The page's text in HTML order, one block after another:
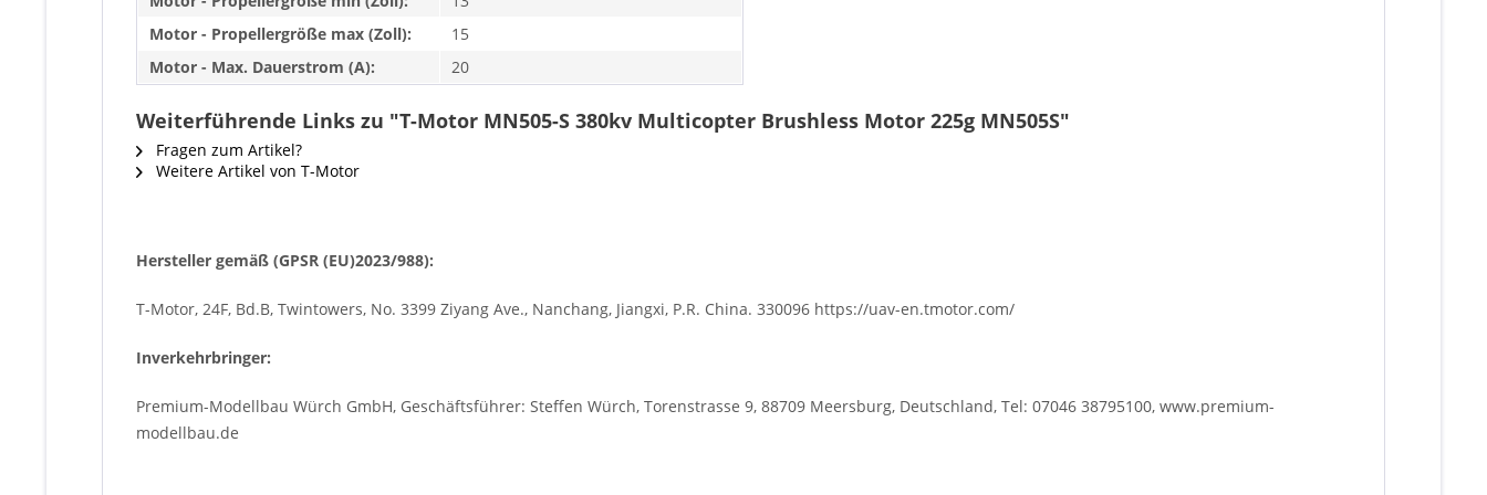
Motor - Propellergröße max (Zoll):
15
Motor - Max. Dauerstrom (A):
20
Weiterführende Links zu "T-Motor MN505-S 380kv Multicopter Brushless Motor 225g MN505S"
Fragen zum Artikel?
Weitere Artikel von T-Motor
Hersteller gemäß (GPSR (EU)2023/988):
T-Motor, 24F, Bd.B, Twintowers, No. 3399 Ziyang Ave., Nanchang, Jiangxi, P.R. China. 330096 https://uav-en.tmotor.com/
Inverkehrbringer:
Premium-Modellbau Würch GmbH, Geschäftsführer: Steffen Würch, Torenstrasse 9, 88709 Meersburg, Deutschland, Tel: 07046 38795100, www.premium-
modellbau.de